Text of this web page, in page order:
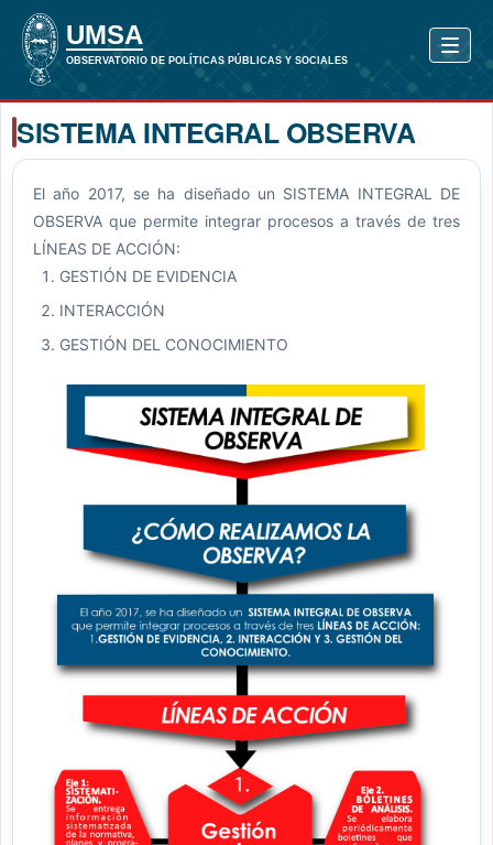
SISTEMA INTEGRAL OBSERVA
El año 2017, se ha diseñado un SISTEMA INTEGRAL DE
OBSERVA que permite integrar procesos a través de tres
LÍNEAS DE ACCIÓN:
GESTIÓN DE EVIDENCIA
INTERACCIÓN
GESTIÓN DEL CONOCIMIENTO